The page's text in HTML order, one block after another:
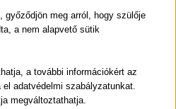
tartósítószermentes folyamat,
jelenti azt, hogy ne tudnánk
jó minőségű
győződjön meg arról, hogy szülője
a nem alapvető sütik
a további információkért az
adatvédelmi szabályzatunkat.
megváltoztathatja.